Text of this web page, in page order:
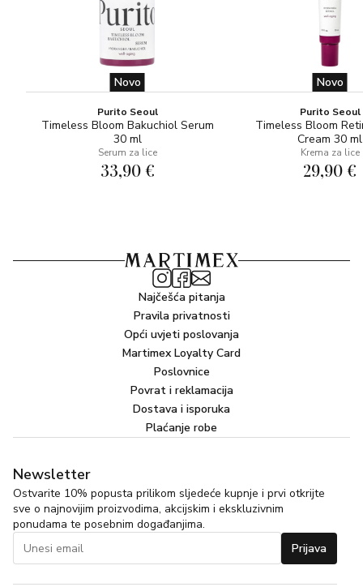
Novo
Purito Seoul
Timeless Bloom Bakuchiol Serum
30 ml
Serum za lice
33,90 €
Novo
Purito Seoul
Timeless Bloom
Cream 30 ml
Krema za lice
29,90 €
Najčešća pitanja
Pravila privatnosti
Opći uvjeti poslovanja
Martimex Loyalty Card
Poslovnice
Povrat i reklamacija
Dostava i isporuka
Plaćanje robe
Newsletter
Ostvarite 10% popusta prilikom sljedeće kupnje i prvi otkrijte
sve o najnovijim proizvodima, akcijskim i ekskluzivnim
ponudama te posebnim događanjima.
Prijava